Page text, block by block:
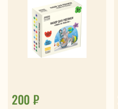
200 ₽